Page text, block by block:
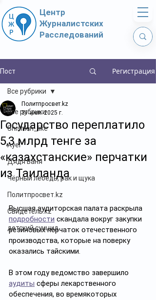
Центр
Журналистских
Расследований
Пост Регистрация
Все рубрики
Shishkin_like
Ayel
Дядя Ваня
Чёрный лебедь, рак и щука
Политпросвет.kz
Свидетель.kz
детский суицид
Все рубрики
Государство переплатило
5,3 млрд тенге за
«казахстанские» перчатки
из Таиланда
Политпросвет.kz
31 июл. 2025 г.
Высшая аудиторская палата раскрыла
подробности скандала вокруг закупки
резиновых перчаток отечественного
производства, которые на поверку
оказались тайскими.
В этом году ведомство завершило
аудиты сферы лекарственного
обеспечения, во времякоторых